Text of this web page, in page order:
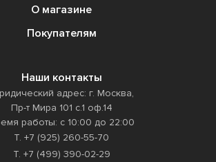
О магазине
Покупателям
Наши контакты
адрес: г. Москва,
Пр-т Мира 101 с.1 оф.14
работы: с 10:00 до 22:00
Т. +7 (925) 260-55-70
Т. +7 (499) 390-02-29